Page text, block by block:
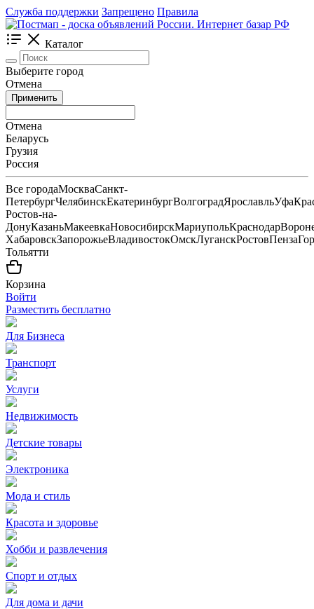
Служба поддержки Запрещено Правила
Каталог
Выберите город
Отмена
Применить
Отмена
Беларусь
Грузия
Россия
Все городаМоскваСанкт-
ПетербургЧелябинскЕкатеринбургВолгоградЯрославльУфа
Ростов-на-
ДонуКазаньМакеевкаНовосибирскМариупольКраснодар
ХабаровскЗапорожьеВладивостокОмскЛуганскРостовПенза
Тольятти
Корзина
Войти
Разместить бесплатно
Для Бизнеса
Транспорт
Услуги
Недвижимость
Детские товары
Электроника
Мода и стиль
Красота и здоровье
Хобби и развлечения
Спорт и отдых
Для дома и дачи